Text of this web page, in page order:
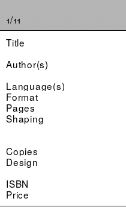
1/11
Title
Author(s)
Language(s)
Format
Pages
Shaping
Copies
Design
ISBN
Price